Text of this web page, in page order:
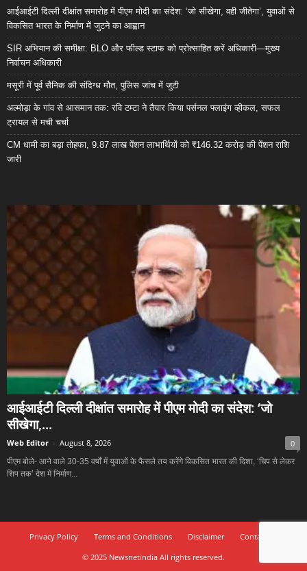
आईआईटी दिल्ली दीक्षांत समारोह में पीएम मोदी का संदेश: ‘जो सीखेगा, वही जीतेगा’, युवाओं से
विकसित भारत के निर्माण में जुटने का आह्वान
SIR अभियान की समीक्षा: BLO और फील्ड स्टाफ को प्रोत्साहित करें अधिकारी—मुख्य
निर्वाचन अधिकारी
मसूरी में पूर्व सैनिक की संदिग्ध मौत, पुलिस जांच में जुटी
अल्मोड़ा के गांव से आसमान तक: रवि टम्टा ने तैयार किया पर्सनल फ्लाइंग व्हीकल, सफल
ट्रायल से मची चर्चा
CM धामी का बड़ा तोहफा, 9.87 लाख पेंशन लाभार्थियों को ₹146.32 करोड़ की पेंशन राशि
जारी
आईआईटी दिल्ली दीक्षांत समारोह में पीएम मोदी का संदेश: ‘जो
सीखेगा,...
Web Editor - August 8, 2026 0
पीएम बोले- आने वाले 30-35 वर्षों में युवाओं के फैसले तय करेंगे विकसित भारत की दिशा, ‘चिप से लेकर
शिप तक’ देश में निर्माण...
Privacy Policy Terms and Conditions Disclaimer
Contact Us
© 2025 Newsnetindia All rights reserved.